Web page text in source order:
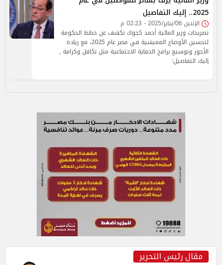
2025.. إليك التفاصيل
الإثنين 06/يناير/2025 - 02:23 م
تصريحات وزير المالية أحمد كجوك تكشف عن خطط الحكومة
لتحسين الأوضاع المعيشية في مصر عام 2025، مع زيادة
الأجور وتوسيع برامج الحماية الاجتماعية مثل تكافل وكرامة ,
إليك التفاصيل:
مقال رئيس التحرير